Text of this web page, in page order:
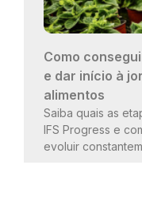
Como
e dar início à
alimentos
Saiba quais as
IFS Progress e
evoluir